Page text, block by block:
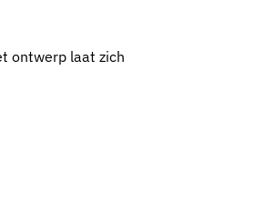
ontwerp laat zich